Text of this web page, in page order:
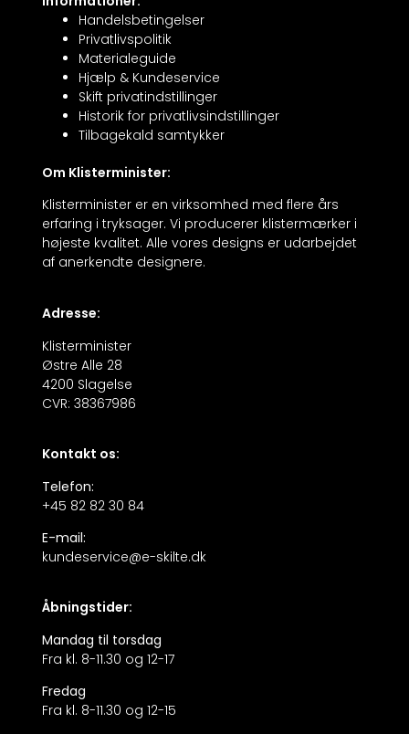
Handelsbetingelser
Privatlivspolitik
Materialeguide
Hjælp & Kundeservice
Skift privatindstillinger
Historik for privatlivsindstillinger
Tilbagekald samtykker
Om Klisterminister:
Klisterminister er en virksomhed med flere års
erfaring i tryksager. Vi producerer klistermærker i
højeste kvalitet. Alle vores designs er udarbejdet
af anerkendte designere.
Adresse:
Klisterminister
Østre Alle 28
4200 Slagelse
CVR: 38367986
Kontakt os:
Telefon:
+45 82 82 30 84
E-mail:
kundeservice@e-skilte.dk
Åbningstider:
Mandag til torsdag
Fra kl. 8-11.30 og 12-17
Fredag
Fra kl. 8-11.30 og 12-15